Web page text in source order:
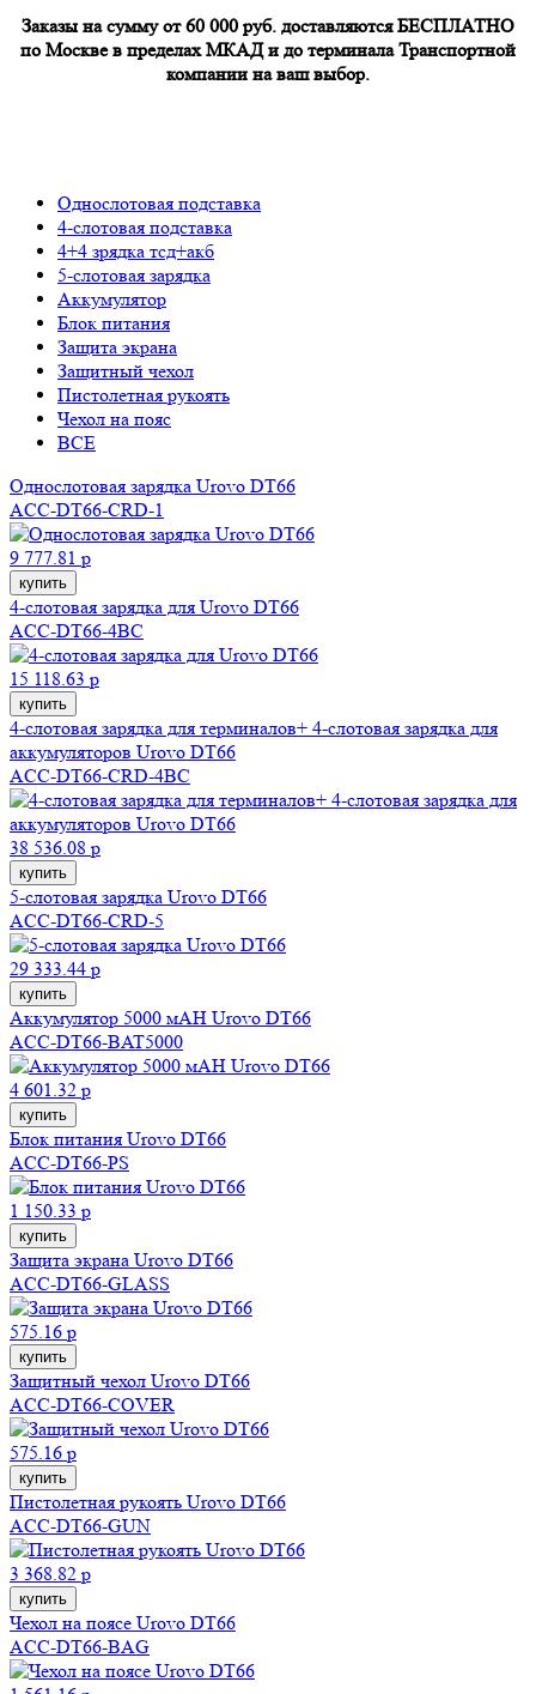
Заказы на сумму от 60 000 руб. доставляются БЕСПЛАТНО
по Москве в пределах МКАД и до терминала Транспортной
компании на ваш выбор.
Однослотовая подставка
4-слотовая подставка
4+4 зрядка тсд+акб
5-слотовая зарядка
Аккумулятор
Блок питания
Защита экрана
Защитный чехол
Пистолетная рукоять
Чехол на пояс
ВСЕ
Однослотовая зарядка Urovo DT66
ACC-DT66-CRD-1
9 777.81 р
купить
4-слотовая зарядка для Urovo DT66
ACC-DT66-4BC
15 118.63 р
купить
4-слотовая зарядка для терминалов+ 4-слотовая зарядка для
аккумуляторов Urovo DT66
ACC-DT66-CRD-4BC
38 536.08 р
купить
5-слотовая зарядка Urovo DT66
ACC-DT66-CRD-5
29 333.44 р
купить
Аккумулятор 5000 мAH Urovo DT66
ACC-DT66-BAT5000
4 601.32 р
купить
Блок питания Urovo DT66
ACC-DT66-PS
1 150.33 р
купить
Защита экрана Urovo DT66
ACC-DT66-GLASS
575.16 р
купить
Защитный чехол Urovo DT66
ACC-DT66-COVER
575.16 р
купить
Пистолетная рукоять Urovo DT66
ACC-DT66-GUN
3 368.82 р
купить
Чехол на поясе Urovo DT66
ACC-DT66-BAG